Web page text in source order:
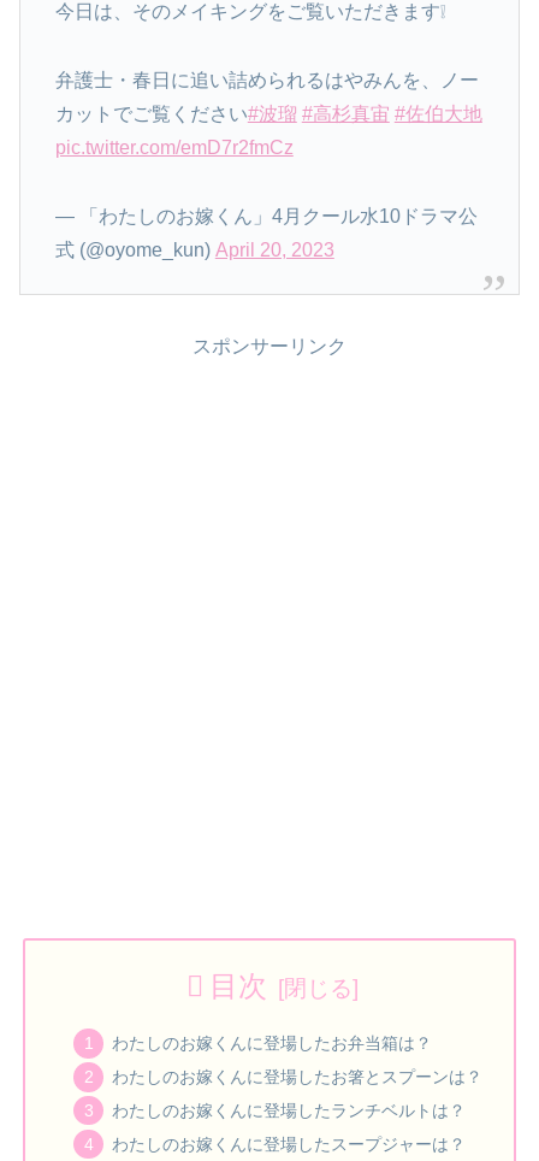
今日は、そのメイキングをご覧いただきます❕
弁護士・春日に追い詰められるはやみんを、ノー
カットでご覧ください#波瑠 #高杉真宙 #佐伯大地
pic.twitter.com/emD7r2fmCz
— 「わたしのお嫁くん」4月クール水10ドラマ公
式 (@oyome_kun) April 20, 2023
スポンサーリンク
目次
わたしのお嫁くんに登場したお弁当箱は？
わたしのお嫁くんに登場したお箸とスプーンは？
わたしのお嫁くんに登場したランチベルトは？
わたしのお嫁くんに登場したスープジャーは？